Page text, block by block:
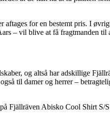
for en bestemt pris. I
– vil blive at få fragtmanden til
og altså har adskillige
til damer og herrer –
Fjällräven Abisko Cool Shirt